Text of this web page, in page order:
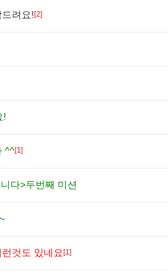
려요![2]
!
^^[1]
다>두번째 미션
것도 있네요[1]